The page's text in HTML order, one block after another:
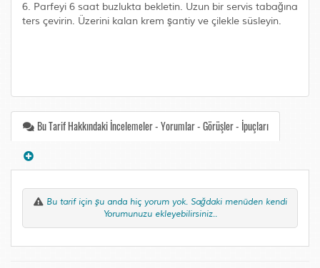
6. Parfeyi 6 saat buzlukta bekletin. Uzun bir servis tabağına
ters çevirin. Üzerini kalan krem şantiy ve çilekle süsleyin.
Bu Tarif Hakkındaki İncelemeler - Yorumlar - Görüşler - İpuçları
Bu tarif için şu anda hiç yorum yok. Sağdaki menüden kendi
Yorumunuzu ekleyebilirsiniz..